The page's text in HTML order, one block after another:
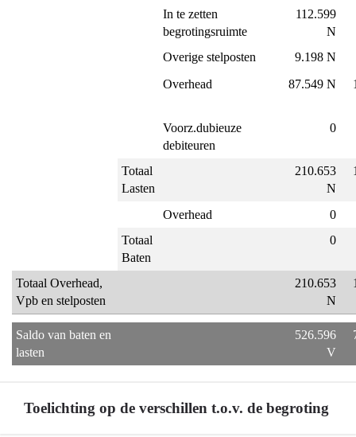
In te zetten
begrotingsruimte
112.599
N
Overige stelposten
9.198 N
Overhead
87.549 N
Voorz.dubieuze
debiteuren
0
Totaal
Lasten
210.653
N
Overhead
0
Totaal
Baten
0
Totaal Overhead,
Vpb en stelposten
210.653
N
Saldo van baten en
lasten
526.596
V
Toelichting op de verschillen t.o.v. de begroting